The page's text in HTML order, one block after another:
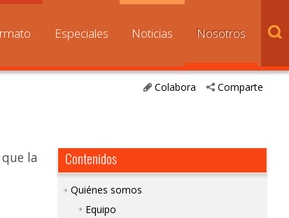
Especiales Noticias Nosotros
Comparte
Colabora
Contenidos
Quiénes somos
Equipo
la